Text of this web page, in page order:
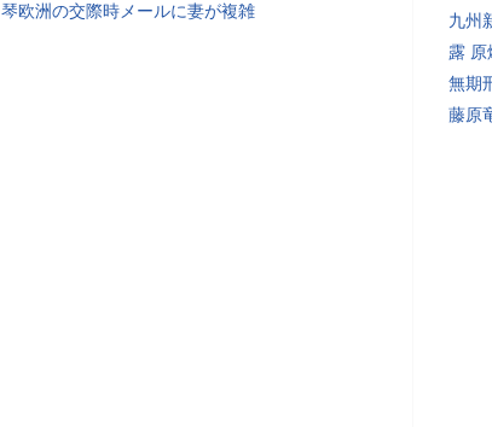
琴欧洲の交際時メールに妻が複雑
九州
露 原
無期
藤原